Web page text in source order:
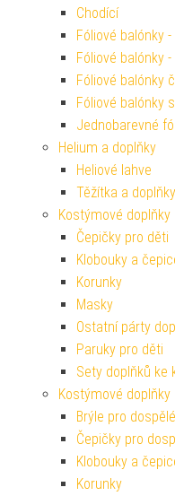
Chodící
Fóliové balónky
Fóliové balónky
Fóliové balónky
Fóliové balónky
Jednobarevné
Helium a doplňky
Heliové lahve
Těžítka a doplňky
Kostýmové doplňky
Čepičky pro děti
Klobouky a
Korunky
Masky
Ostatní párty
Paruky pro děti
Sety doplňků ke
Kostýmové doplňky
Brýle pro dospělé
Čepičky pro
Klobouky a
Korunky